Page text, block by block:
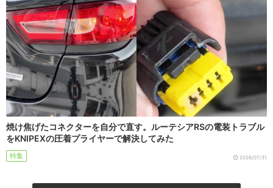
焼け焦げたコネクターを自分で直す。ルーテシアRSの電装トラブル
をKNIPEXの圧着プライヤーで解決してみた
特集 2026/07/31